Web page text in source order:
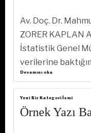
Av. Doç. Dr.
ZORER KAPLAN
İstatistik Genel
verilerine
Devamını oku
Yeni Bir Kategori İsmi
Örnek Yazı